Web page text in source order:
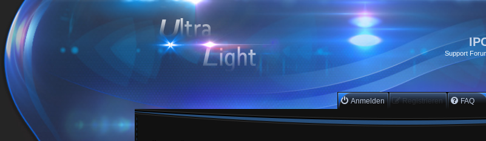
Support
Anmelden Registrieren FAQ